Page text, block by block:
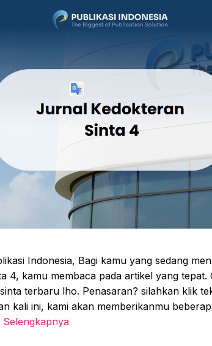
Indonesia, Bagi kamu yang sedang
4, kamu membaca pada artikel yang
terbaru lho. Penasaran? silahkan klik
kali ini, kami akan memberikanmu
Selengkapnya